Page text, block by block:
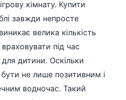
кімнату. Купити
завжди непросте
велика кількість
під час
дитини. Оскільки
бути не лише позитивним і
водночас. Такий